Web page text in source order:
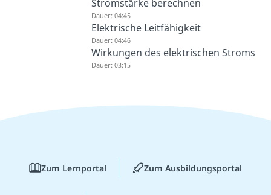
Stromstärke berechnen
Dauer: 04:45
Elektrische Leitfähigkeit
Dauer: 04:46
Wirkungen des elektrischen Stroms
Dauer: 03:15
Zum Lernportal Zum Ausbildungsportal